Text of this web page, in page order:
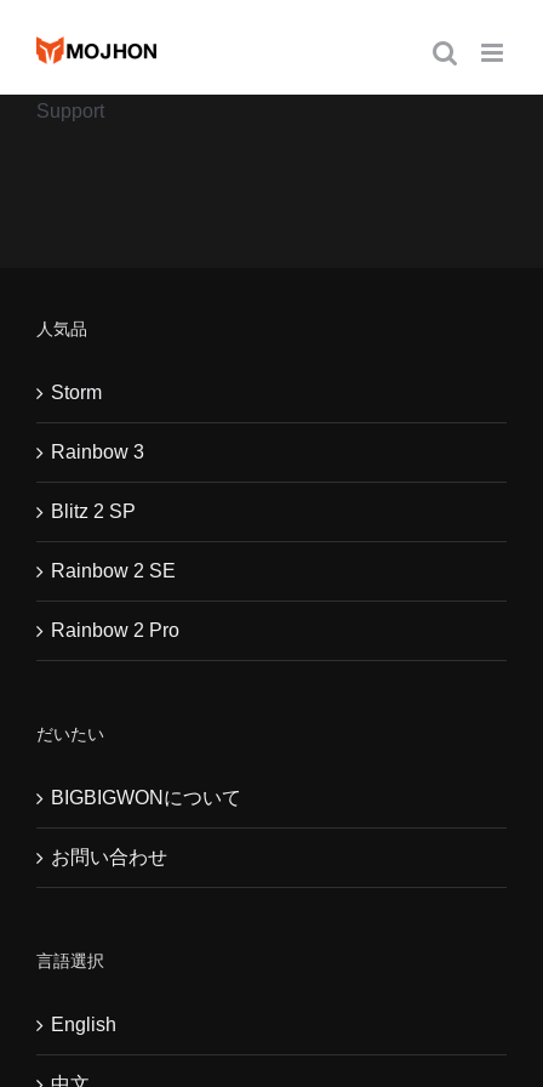
Support
人気品
Storm
Rainbow 3
Blitz 2 SP
Rainbow 2 SE
Rainbow 2 Pro
だいたい
BIGBIGWONについて
お問い合わせ
言語選択
English